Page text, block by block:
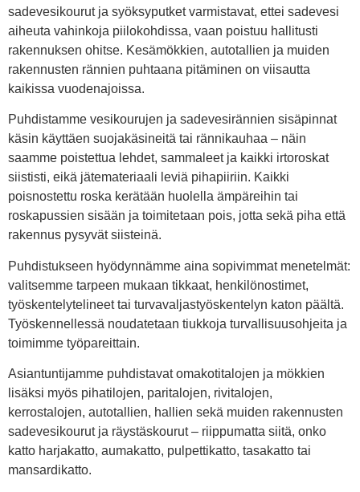
sadevesikourut ja syöksyputket varmistavat, ettei sadevesi
aiheuta vahinkoja piilokohdissa, vaan poistuu hallitusti
rakennuksen ohitse. Kesämökkien, autotallien ja muiden
rakennusten rännien puhtaana pitäminen on viisautta
kaikissa vuodenajoissa.
Puhdistamme vesikourujen ja sadevesirännien sisäpinnat
käsin käyttäen suojakäsineitä tai rännikauhaa – näin
saamme poistettua lehdet, sammaleet ja kaikki irtoroskat
siististi, eikä jätemateriaali leviä pihapiiriin. Kaikki
poisnostettu roska kerätään huolella ämpäreihin tai
roskapussien sisään ja toimitetaan pois, jotta sekä piha että
rakennus pysyvät siisteinä.
Puhdistukseen hyödynnämme aina sopivimmat menetelmät:
valitsemme tarpeen mukaan tikkaat, henkilönostimet,
työskentelytelineet tai turvavaljastyöskentelyn katon päältä.
Työskennellessä noudatetaan tiukkoja turvallisuusohjeita ja
toimimme työpareittain.
Asiantuntijamme puhdistavat omakotitalojen ja mökkien
lisäksi myös pihatilojen, paritalojen, rivitalojen,
kerrostalojen, autotallien, hallien sekä muiden rakennusten
sadevesikourut ja räystäskourut – riippumatta siitä, onko
katto harjakatto, aumakatto, pulpettikatto, tasakatto tai
mansardikatto.